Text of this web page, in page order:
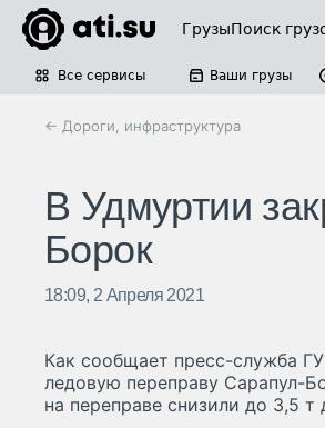
ГрузыПоиск
Все сервисы Ваши грузы
← Дороги, инфраструктура
В Удмуртии
Борок
18:09, 2 Апреля 2021
Как сообщает пресс-служба
ледовую переправу Сарапул-
на переправе снизили до 3,5 т